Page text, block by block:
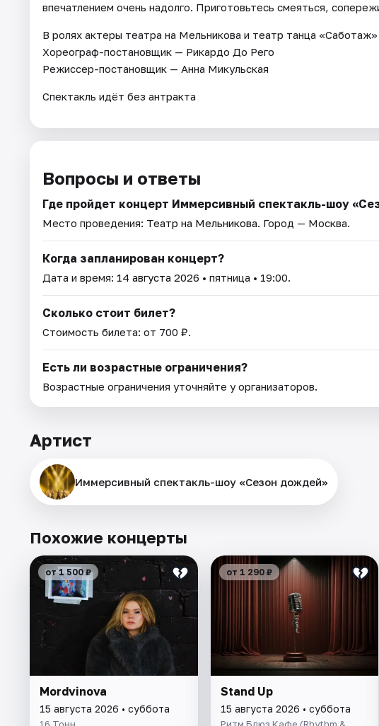
впечатлением очень надолго. Приготовьтесь смеяться,
В ролях актеры театра на Мельникова и театр танца «Саботаж»
Хореограф-постановщик — Рикардо До Рего
Режиссер-постановщик — Анна Микульская
Спектакль идёт без антракта
Вопросы и ответы
Где пройдет концерт Иммерсивный спектакль-шоу
Место проведения: Театр на Мельникова. Город — Москва.
Когда запланирован концерт?
Дата и время: 14 августа 2026 • пятница • 19:00.
Сколько стоит билет?
Стоимость билета: от 700 ₽.
Есть ли возрастные ограничения?
Возрастные ограничения уточняйте у организаторов.
Артист
Иммерсивный спектакль-шоу «Сезон дождей»
Похожие концерты
от 1 500 ₽
Mordvinova
15 августа 2026 • суббота
от 1 290 ₽
Stand Up
15 августа 2026 • суббота